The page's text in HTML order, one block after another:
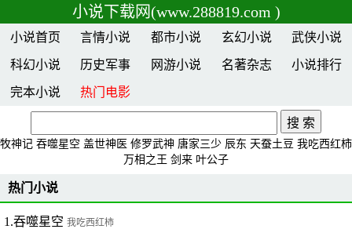
小说下载网(www.288819.com )
小说首页 言情小说 都市小说 玄幻小说 武侠小说
科幻小说 历史军事 网游小说 名著杂志 小说排行
完本小说 热门电影
牧神记 吞噬星空 盖世神医 修罗武神 唐家三少 辰东 天蚕土豆 我吃西红柿
万相之王 剑来 叶公子
热门小说
1.吞噬星空 我吃西红柿